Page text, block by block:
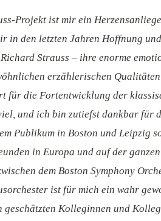
Projekt ist mir ein
in den letzten Jahren Hoffnung
Strauss – ihre enorme
erzählerischen
für die Fortentwicklung der
und ich bin zutiefst dankbar für
Publikum in Boston und Leipzig
in Europa und auf der ganzen
dem Boston Symphony
ist für mich ein wahr
geschätzten Kolleginnen und